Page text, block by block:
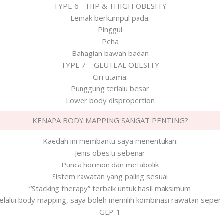
TYPE 6 – HIP & THIGH OBESITY
Lemak berkumpul pada:
Pinggul
Peha
Bahagian bawah badan
TYPE 7 – GLUTEAL OBESITY
Ciri utama:
Punggung terlalu besar
Lower body disproportion
KENAPA BODY MAPPING SANGAT PENTING?
Kaedah ini membantu saya menentukan:
Jenis obesiti sebenar
Punca hormon dan metabolik
Sistem rawatan yang paling sesuai
“Stacking therapy” terbaik untuk hasil maksimum
body mapping, saya boleh memilih kombinasi rawatan
GLP-1